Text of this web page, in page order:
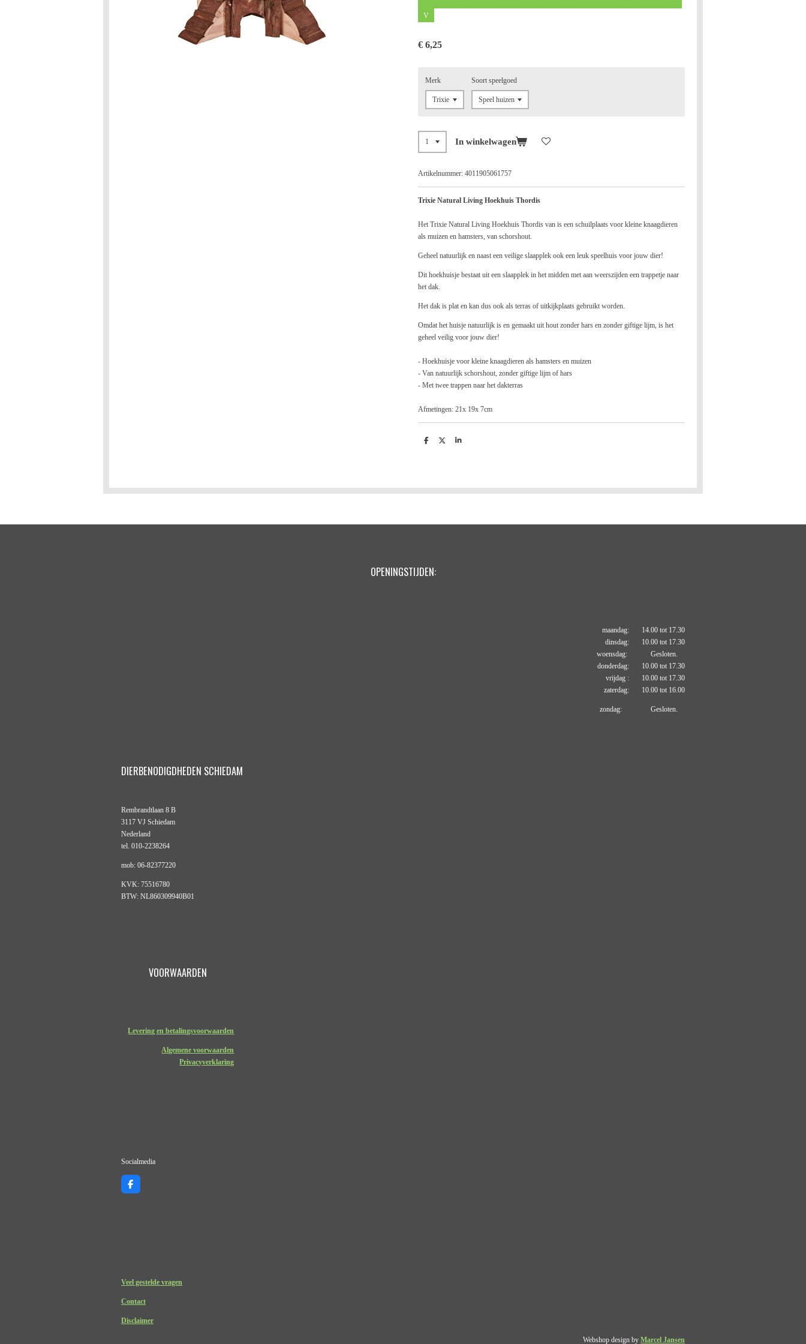
V
€ 6,25
Merk Soort speelgoed
In winkelwagen
Artikelnummer: 4011905061757
Trixie Natural Living Hoekhuis Thordis
Het Trixie Natural Living Hoekhuis Thordis van is een schuilplaats voor kleine knaagdieren
als muizen en hamsters, van schorshout.
Geheel natuurlijk en naast een veilige slaapplek ook een leuk speelhuis voor jouw dier!
Dit hoekhuisje bestaat uit een slaapplek in het midden met aan weerszijden een trappetje naar
het dak.
Het dak is plat en kan dus ook als terras of uitkijkplaats gebruikt worden.
Omdat het huisje natuurlijk is en gemaakt uit hout zonder hars en zonder giftige lijm, is het
geheel veilig voor jouw dier!
- Hoekhuisje voor kleine knaagdieren als hamsters en muizen
- Van natuurlijk schorshout, zonder giftige lijm of hars
- Met twee trappen naar het dakterras
Afmetingen: 21x 19x 7cm
D
D
S
OPENINGSTIJDEN:
maandag: 14.00 tot 17.30
dinsdag: 10.00 tot 17.30
woensdag: Gesloten.
donderdag: 10.00 tot 17.30
vrijdag : 10.00 tot 17.30
zaterdag: 10.00 tot 16.00
zondag: Gesloten.
DIERBENODIGDHEDEN SCHIEDAM
Rembrandtlaan 8 B
3117 VJ Schiedam
Nederland
tel. 010-2238264
mob: 06-82377220
KVK: 75516780
BTW: NL860309940B01
VOORWAARDEN
Levering en betalingsvoorwaarden
Algemene voorwaarden
Privacyverklaring
Socialmedia
F
a
Veel gestelde vragen
Contact
Disclaimer
Webshop design by Marcel Jansen